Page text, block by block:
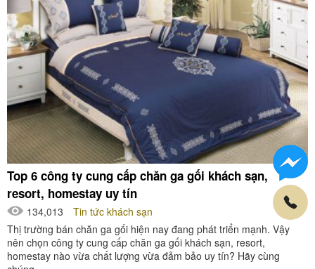
Top 6 công ty cung cấp chăn ga gối khách sạn,
resort, homestay uy tín
134,013
Tin tức khách sạn
Thị trường bán chăn ga gối hiện nay đang phát triển mạnh. Vậy
nên chọn công ty cung cấp chăn ga gối khách sạn, resort,
homestay nào vừa chất lượng vừa đảm bảo uy tín? Hãy cùng